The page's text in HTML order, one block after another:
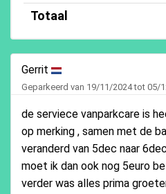
Totaal
Gerrit
Geparkeerd van 19/11/2024 tot 05/
de serviece vanparkcare is
op merking , samen met de
veranderd van 5dec naar
moet ik dan ook nog 5euro
verder was alles prima